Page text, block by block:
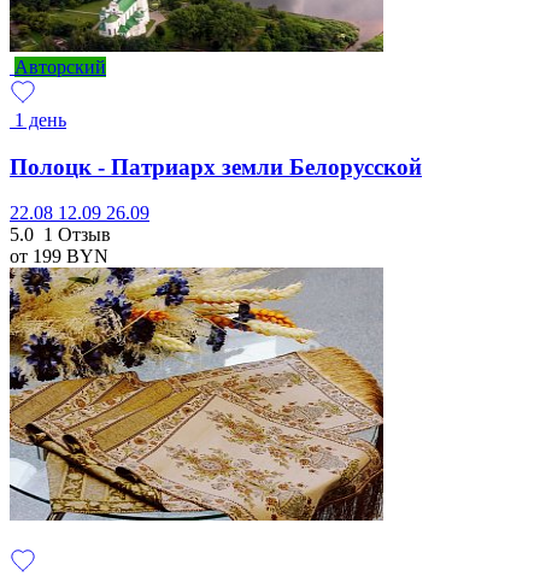
Авторский
1 день
Полоцк - Патриарх земли Белорусской
22.08 12.09 26.09
5.0 1 Отзыв
от 199 BYN